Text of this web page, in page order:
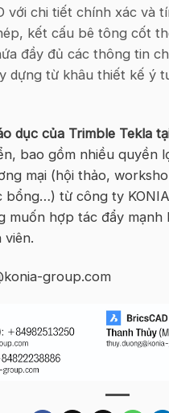
với chi tiết chính xác và
kết cấu bê tông cốt
đầy đủ các thông tin
dựng từ khâu thiết kế ý
dục của Trimble Tekla
bao gồm nhiều quyền
mại (hội thảo,
bổng…) từ công ty
muốn hợp tác đẩy
viên.
group.com